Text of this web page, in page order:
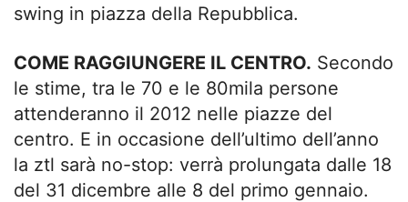
swing in piazza della Repubblica.
COME RAGGIUNGERE IL CENTRO. Secondo
le stime, tra le 70 e le 80mila persone
attenderanno il 2012 nelle piazze del
centro. E in occasione dell’ultimo dell’anno
la ztl sarà no-stop: verrà prolungata dalle 18
del 31 dicembre alle 8 del primo gennaio.